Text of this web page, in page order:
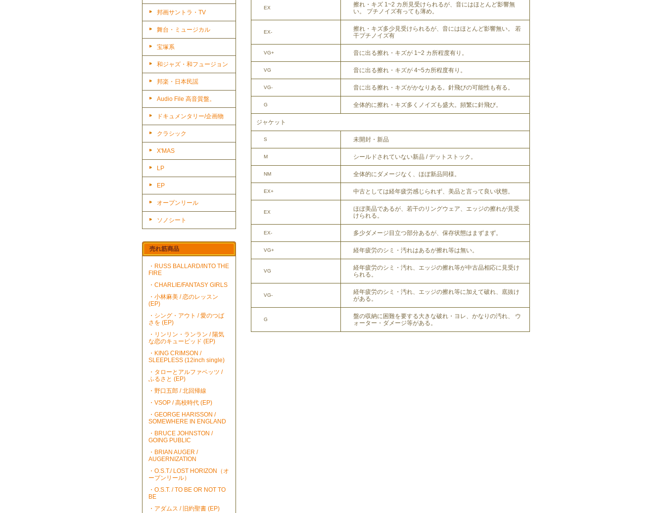
邦画サントラ・TV
舞台・ミュージカル
宝塚系
和ジャズ・和フュージョン
邦楽・日本民謡
Audio File 高音質盤。
ドキュメンタリー/企画物
クラシック
X'MAS
LP
EP
オープンリール
ソノシート
売れ筋商品
・RUSS BALLARD/INTO THE
FIRE
・CHARLIE/FANTASY GIRLS
・小林麻美 / 恋のレッスン
(EP)
・シング・アウト / 愛のつば
さを (EP)
・リンリン・ランラン / 陽気
な恋のキューピッド (EP)
・KING CRIMSON /
SLEEPLESS (12inch single)
・タローとアルファベッツ /
ふるさと (EP)
・野口五郎 / 北回帰線
・VSOP / 高校時代 (EP)
・GEORGE HARISSON /
SOMEWHERE IN ENGLAND
・BRUCE JOHNSTON /
GOING PUBLIC
・BRIAN AUGER /
AUGERNIZATION
・O.S.T./ LOST HORIZON（オ
ープンリール）
・O.S.T. / TO BE OR NOT TO
BE
・アダムス / 旧約聖書 (EP)
EX
擦れ・キズ 1~2 カ所見受けられるが、音にはほとんど影響無
い。 プチノイズ有っても薄め。
EX-
擦れ・キズ多少見受けられるが、音にはほとんど影響無い。 若
干プチノイズ有
VG+ 音に出る擦れ・キズが 1~2 カ所程度有り。
VG 音に出る擦れ・キズが 4~5カ所程度有り。
VG- 音に出る擦れ・キズがかなりある。針飛びの可能性も有る。
G 全体的に擦れ・キズ多くノイズも盛大。頻繁に針飛び。
ジャケット
S 未開封・新品
M シールドされていない新品 / デットストック。
NM 全体的にダメージなく、ほぼ新品同様。
EX+ 中古としては経年疲労感じられず、美品と言って良い状態。
EX
ほぼ美品であるが、若干のリングウェア、エッジの擦れが見受
けられる。
EX- 多少ダメージ目立つ部分あるが、保存状態はまずまず。
VG+ 経年疲労のシミ・汚れはあるが擦れ等は無い。
VG
経年疲労のシミ・汚れ、エッジの擦れ等が中古品相応に見受け
られる。
VG-
経年疲労のシミ・汚れ、エッジの擦れ等に加えて破れ、底抜け
がある。
G
盤の収納に困難を要する大きな破れ・ヨレ、かなりの汚れ、 ウ
ォーター・ダメージ等がある。